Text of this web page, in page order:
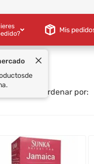
Mis
de
Ordenar por: